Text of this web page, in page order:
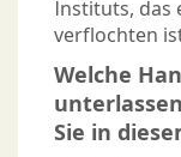
Instituts, das
verflochten
Welche
Sie in